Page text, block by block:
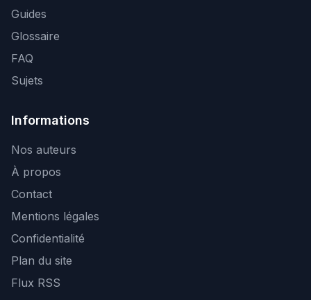
Guides
Glossaire
FAQ
Sujets
Informations
Nos auteurs
À propos
Contact
Mentions légales
Confidentialité
Plan du site
Flux RSS